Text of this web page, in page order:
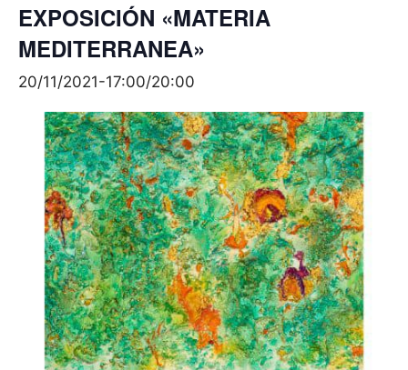
EXPOSICIÓN «MATERIA
MEDITERRANEA»
20/11/2021-17:00/20:00